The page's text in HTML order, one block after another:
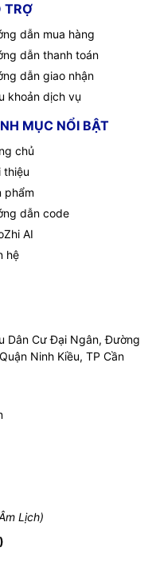
TRỢ
dẫn mua hàng
dẫn thanh toán
dẫn giao nhận
khoản dịch vụ
MỤC NỔI BẬT
chủ
thiệu
phẩm
dẫn code
AI
hệ
Dân Cư Đại Ngân, Đường
Ninh Kiều, TP Cần
Lịch)